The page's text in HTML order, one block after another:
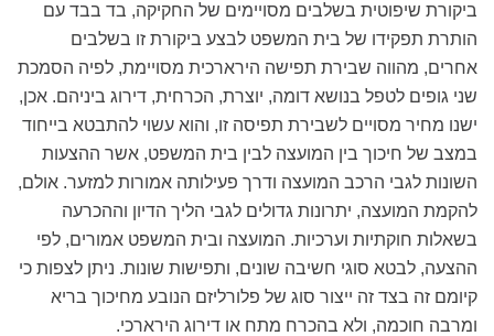
ביקורת שיפוטית בשלבים מסויימים של החקיקה, בד בבד עם
הותרת תפקידו של בית המשפט לבצע ביקורת זו בשלבים
אחרים, מהווה שבירת תפישה הירארכית מסויימת, לפיה הסמכת
שני גופים לטפל בנושא דומה, יוצרת, הכרחית, דירוג ביניהם. אכן,
ישנו מחיר מסויים לשבירת תפיסה זו, והוא עשוי להתבטא בייחוד
במצב של חיכוך בין המועצה לבין בית המשפט, אשר ההצעות
השונות לגבי הרכב המועצה ודרך פעילותה אמורות למזער. אולם,
להקמת המועצה, יתרונות גדולים לגבי הליך הדיון וההכרעה
בשאלות חוקתיות וערכיות. המועצה ובית המשפט אמורים, לפי
ההצעה, לבטא סוגי חשיבה שונים, ותפישות שונות. ניתן לצפות כי
קיומם זה בצד זה ייצור סוג של פלורליזם הנובע מחיכוך בריא
ומרבה חוכמה, ולא בהכרח מתח או דירוג הירארכי.